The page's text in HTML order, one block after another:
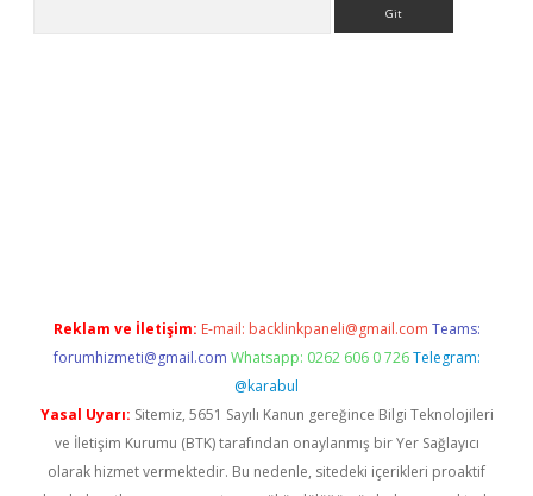
Reklam ve İletişim: E-mail: backlinkpaneli@gmail.com Teams:
forumhizmeti@gmail.com Whatsapp: 0262 606 0 726 Telegram:
@karabul
Yasal Uyarı: Sitemiz, 5651 Sayılı Kanun gereğince Bilgi Teknolojileri
ve İletişim Kurumu (BTK) tarafından onaylanmış bir Yer Sağlayıcı
olarak hizmet vermektedir. Bu nedenle, sitedeki içerikleri proaktif